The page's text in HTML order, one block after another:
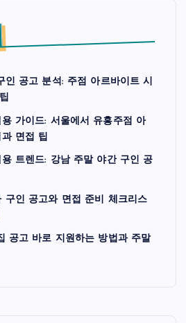
인 공고 분석: 주점 아르바이트 시
가이드: 서울에서 유흥주점 아
면접 팁
트렌드: 강남 주말 야간 구인 공
구인 공고와 면접 준비 체크리스
공고 바로 지원하는 방법과 주말